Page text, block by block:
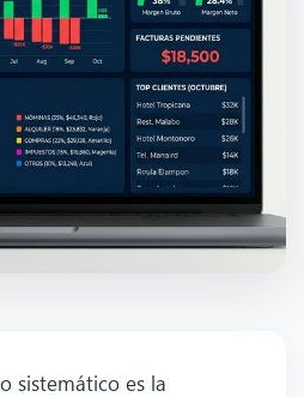
sistemático es la